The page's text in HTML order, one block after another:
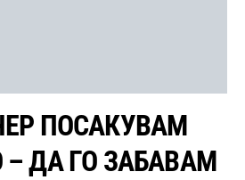
ПОСАКУВАМ
ДА ГО ЗАБАВАМ